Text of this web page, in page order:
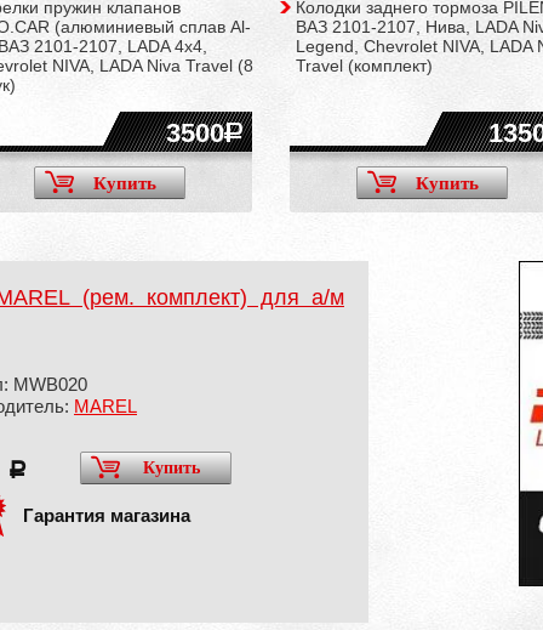
пружин клапанов
(алюминиевый сплав Al-
2101-2107, LADA 4x4,
NIVA, LADA Niva Travel (8
3500
Купить
Колодки заднего тормоза
ВАЗ 2101-2107, Нива, LADA
Legend, Chevrolet NIVA, LADA
Travel (комплект)
Купить
(рем. комплект) для а/м
MWB020
MAREL
a Купить
Гарантия магазина